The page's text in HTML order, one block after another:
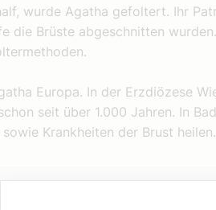
wurde Agatha gefoltert. Ihr
die Brüste abgeschnitten
Europa. In der Erzdiözese
seit über 1.000 Jahren. In
Krankheiten der Brust heilen.
Buch zum Podcast